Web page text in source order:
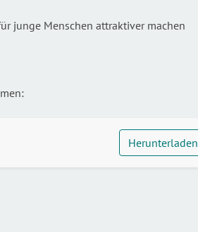
junge Menschen attraktiver machen
Herunterladen